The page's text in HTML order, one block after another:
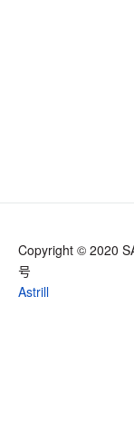
Copyright © 2020
号
Astrill